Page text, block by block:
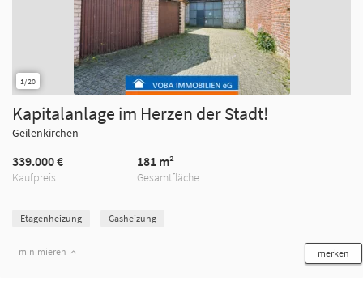
1/20
Kapitalanlage im Herzen der Stadt!
Geilenkirchen
Kaufpreis
339.000 €
Gesamtfläche
181 m²
Etagenheizung Gasheizung
minimieren merken